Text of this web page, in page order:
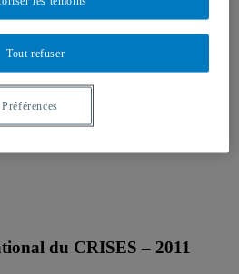
membres
du CRISES – 2011
Tout refuser
Préférences